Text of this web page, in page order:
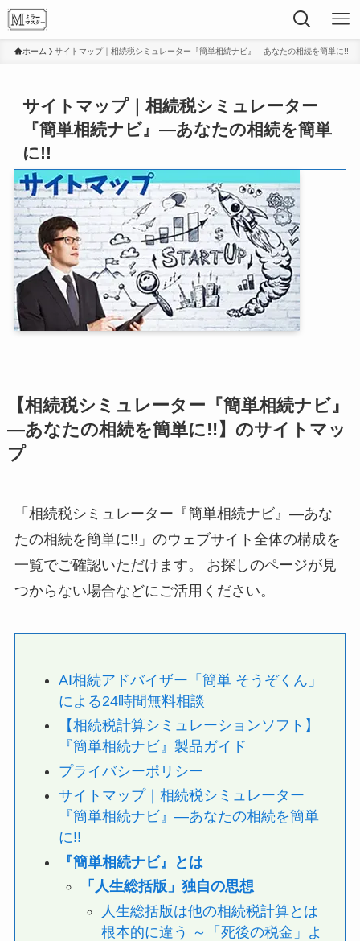
ホーム サイトマップ｜相続税シミュレーター『簡単相続ナビ』—あなたの相続を簡単に!!
サイトマップ｜相続税シミュレーター
『簡単相続ナビ』—あなたの相続を簡単
に!!
【相続税シミュレーター『簡単相続ナビ』
—あなたの相続を簡単に!!】のサイトマッ
プ
「相続税シミュレーター『簡単相続ナビ』—あな
たの相続を簡単に!!」のウェブサイト全体の構成を
一覧でご確認いただけます。 お探しのページが見
つからない場合などにご活用ください。
AI相続アドバイザー「簡単 そうぞくん」
による24時間無料相談
【相続税計算シミュレーションソフト】
『簡単相続ナビ』製品ガイド
プライバシーポリシー
サイトマップ｜相続税シミュレーター
『簡単相続ナビ』—あなたの相続を簡単
に!!
『簡単相続ナビ』とは
「人生総括版」独自の思想
人生総括版は他の相続税計算とは
根本的に違う ～「死後の税金」よ